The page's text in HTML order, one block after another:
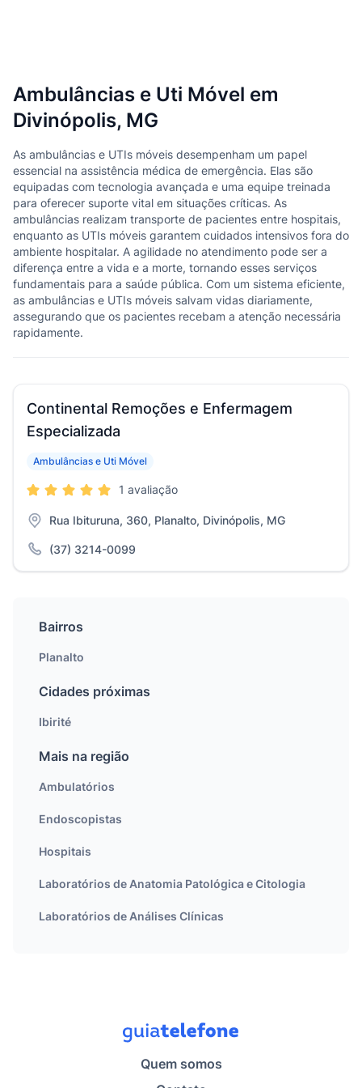
Ambulâncias e Uti Móvel em
Divinópolis, MG
As ambulâncias e UTIs móveis desempenham um papel
essencial na assistência médica de emergência. Elas são
equipadas com tecnologia avançada e uma equipe treinada
para oferecer suporte vital em situações críticas. As
ambulâncias realizam transporte de pacientes entre hospitais,
enquanto as UTIs móveis garantem cuidados intensivos fora do
ambiente hospitalar. A agilidade no atendimento pode ser a
diferença entre a vida e a morte, tornando esses serviços
fundamentais para a saúde pública. Com um sistema eficiente,
as ambulâncias e UTIs móveis salvam vidas diariamente,
assegurando que os pacientes recebam a atenção necessária
rapidamente.
Continental Remoções e Enfermagem
Especializada
Ambulâncias e Uti Móvel
1 avaliação
Rua Ibituruna, 360, Planalto, Divinópolis, MG
(37) 3214-0099
Bairros
Planalto
Cidades próximas
Ibirité
Mais na região
Ambulatórios
Endoscopistas
Hospitais
Laboratórios de Anatomia Patológica e Citologia
Laboratórios de Análises Clínicas
Quem somos